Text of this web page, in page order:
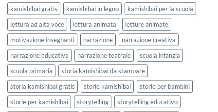
kamishibai gratis
kamishibai in legno
kamishibai per la scuola
lettura ad alta voce
lettura animata
letture animate
motivazione insegnanti
narrazione
narrazione creativa
narrazione educativa
narrazione teatrale
scuola infanzia
scuola primaria
storia kamishibai da stampare
storia kamishibai gratis
storie kamishibai
storie per bambini
storie per kamishibai
storytelling
storytelling educativo